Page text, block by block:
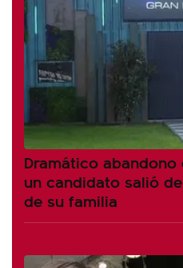
Dramático abandono
un candidato salió
de su familia